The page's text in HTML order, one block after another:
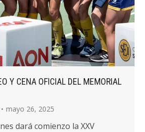
Y CENA OFICIAL DEL MEMORIAL
mayo 26, 2025
dará comienzo la XXV